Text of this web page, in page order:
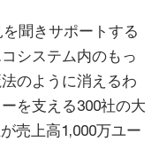
聞きサポートする
システム内のもっ
のように消えるわ
を支える300社の大
売上高1,000万ユー